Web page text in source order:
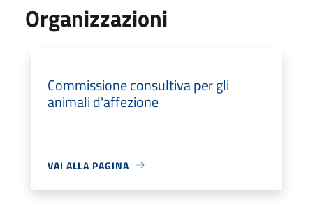
Organizzazioni
Commissione consultiva per gli
animali d'affezione
VAI ALLA PAGINA